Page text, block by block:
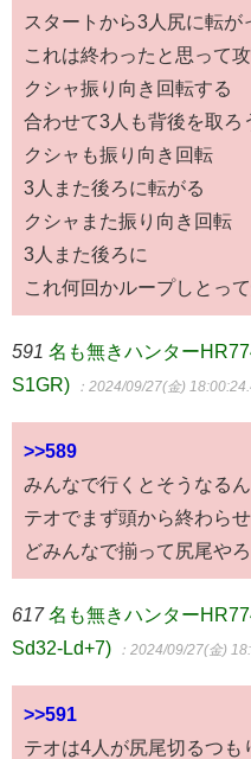
スタートから3人尻に転が
これは終わったと思って
クシャ振り向き回転する
合わせて3人も背後を取ろ
クシャも振り向き回転
3人また後ろに転がる
クシャまた振り向き回転
3人また後ろに
これ何回かループしとっ
591 名も無きハンター
S1GR)
：2024/09/27(金)
>>589
みんなで行くとそうなる
テオでまず頭から終わら
どみんなで揃って尻尾や
617 名も無きハンター
Sd32-Ld+7)
：2024/09/27(金)
>>591
テオは4人が尻尾切るつ